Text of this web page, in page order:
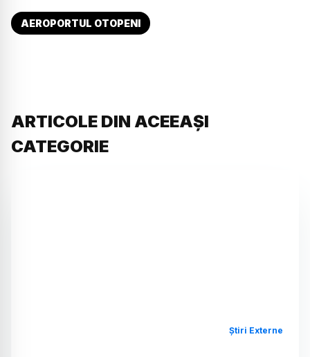
AEROPORTUL OTOPENI
ARTICOLE DIN ACEEAȘI
CATEGORIE
Știri Externe